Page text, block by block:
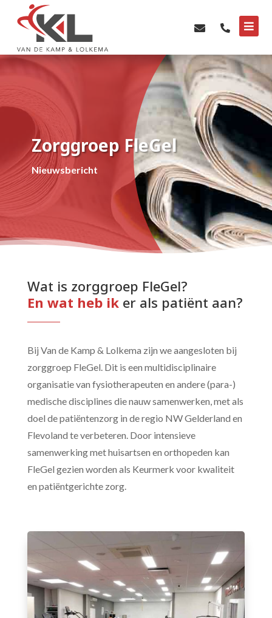
  
Zorggroep FleGel
Nieuwsbericht
Wat is zorggroep FleGel?
En wat heb ik er als patiënt aan?
Bij Van de Kamp & Lolkema zijn we aangesloten bij
zorggroep FleGel. Dit is een multidisciplinaire
organisatie van fysiotherapeuten en andere (para-)
medische disciplines die nauw samenwerken, met als
doel de patiëntenzorg in de regio NW Gelderland en
Flevoland te verbeteren. Door intensieve
samenwerking met huisartsen en orthopeden kan
FleGel gezien worden als Keurmerk voor kwaliteit
en patiëntgerichte zorg.